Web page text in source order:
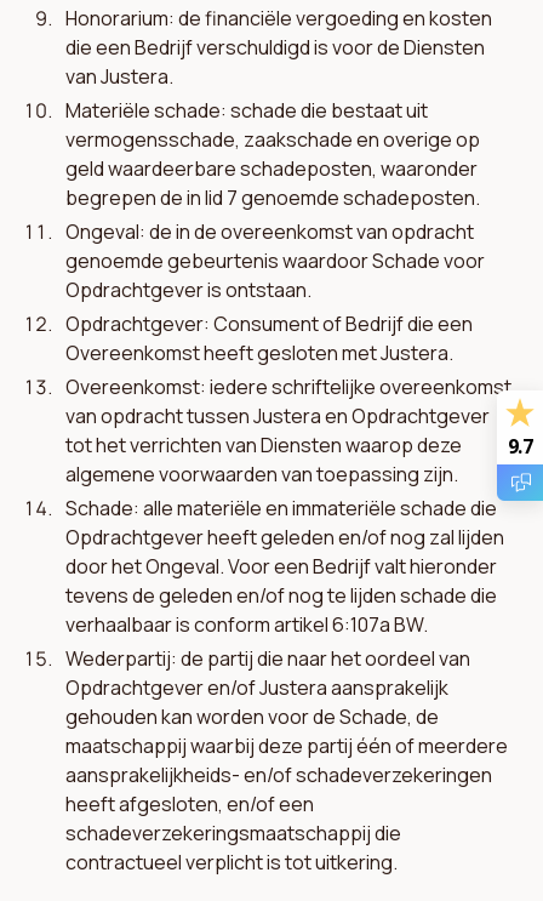
9.7
Honorarium: de financiële vergoeding en kosten
die een Bedrijf verschuldigd is voor de Diensten
van Justera.
Materiële schade: schade die bestaat uit
vermogensschade, zaakschade en overige op
geld waardeerbare schadeposten, waaronder
begrepen de in lid 7 genoemde schadeposten.
Ongeval: de in de overeenkomst van opdracht
genoemde gebeurtenis waardoor Schade voor
Opdrachtgever is ontstaan.
Opdrachtgever: Consument of Bedrijf die een
Overeenkomst heeft gesloten met Justera.
Overeenkomst: iedere schriftelijke overeenkomst
van opdracht tussen Justera en Opdrachtgever
tot het verrichten van Diensten waarop deze
algemene voorwaarden van toepassing zijn.
Schade: alle materiële en immateriële schade die
Opdrachtgever heeft geleden en/of nog zal lijden
door het Ongeval. Voor een Bedrijf valt hieronder
tevens de geleden en/of nog te lijden schade die
verhaalbaar is conform artikel 6:107a BW.
Wederpartij: de partij die naar het oordeel van
Opdrachtgever en/of Justera aansprakelijk
gehouden kan worden voor de Schade, de
maatschappij waarbij deze partij één of meerdere
aansprakelijkheids- en/of schadeverzekeringen
heeft afgesloten, en/of een
schadeverzekeringsmaatschappij die
contractueel verplicht is tot uitkering.